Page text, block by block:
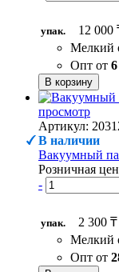
упак.
12 000
Мелкий
Опт от 6
В корзину
просмотр
Артикул:
В наличии
Вакуумный
Розничная
-
упак.
2 300 ₸
Мелкий
Опт от